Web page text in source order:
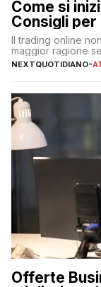
Come si
Consigli
Il trading online
maggior ragione
NEXTQUOTIDIANO-
Offerte